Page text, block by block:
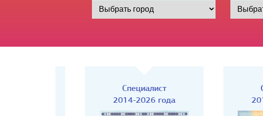
Специалист
2014-2026 года
2011-